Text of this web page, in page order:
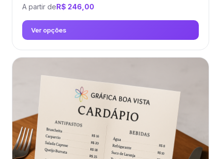
A partir deR$ 246,00
Ver opções
Este
produto
As
opções
podem
ser